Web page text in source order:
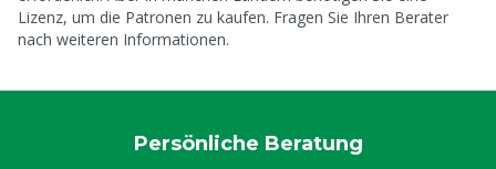
Lizenz, um die Patronen zu kaufen. Fragen Sie Ihren Berater
nach weiteren Informationen.
Persönliche Beratung